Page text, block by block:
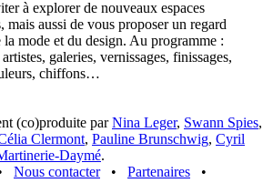
à explorer de nouveaux espaces
mais aussi de vous proposer un regard
la mode et du design. Au programme :
galeries, vernissages, finissages,
chiffons…
(co)produite parNina Leger, Swann Spies,
Clermont, Pauline Brunschwig, Cyril
Daymé.
Nous contacter • Partenaires
•